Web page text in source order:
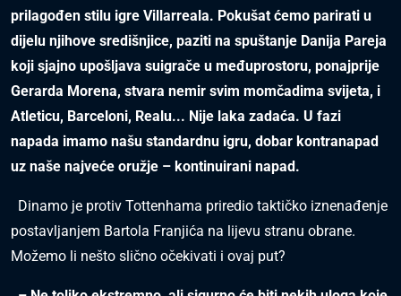
prilagođen stilu igre Villarreala. Pokušat ćemo parirati u
dijelu njihove središnjice, paziti na spuštanje Danija Pareja
koji sjajno upošljava suigrače u međuprostoru, ponajprije
Gerarda Morena, stvara nemir svim momčadima svijeta, i
Atleticu, Barceloni, Realu... Nije laka zadaća. U fazi
napada imamo našu standardnu igru, dobar kontranapad
uz naše najveće oružje – kontinuirani napad.
Dinamo je protiv Tottenhama priredio taktičko iznenađenje
postavljanjem Bartola Franjića na lijevu stranu obrane.
Možemo li nešto slično očekivati i ovaj put?